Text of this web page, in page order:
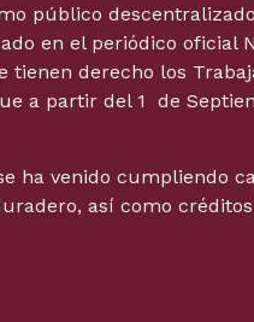
público
en el periódico oficial
tienen derecho los
a partir del 1 de
ha venido cumpliendo
así como créditos